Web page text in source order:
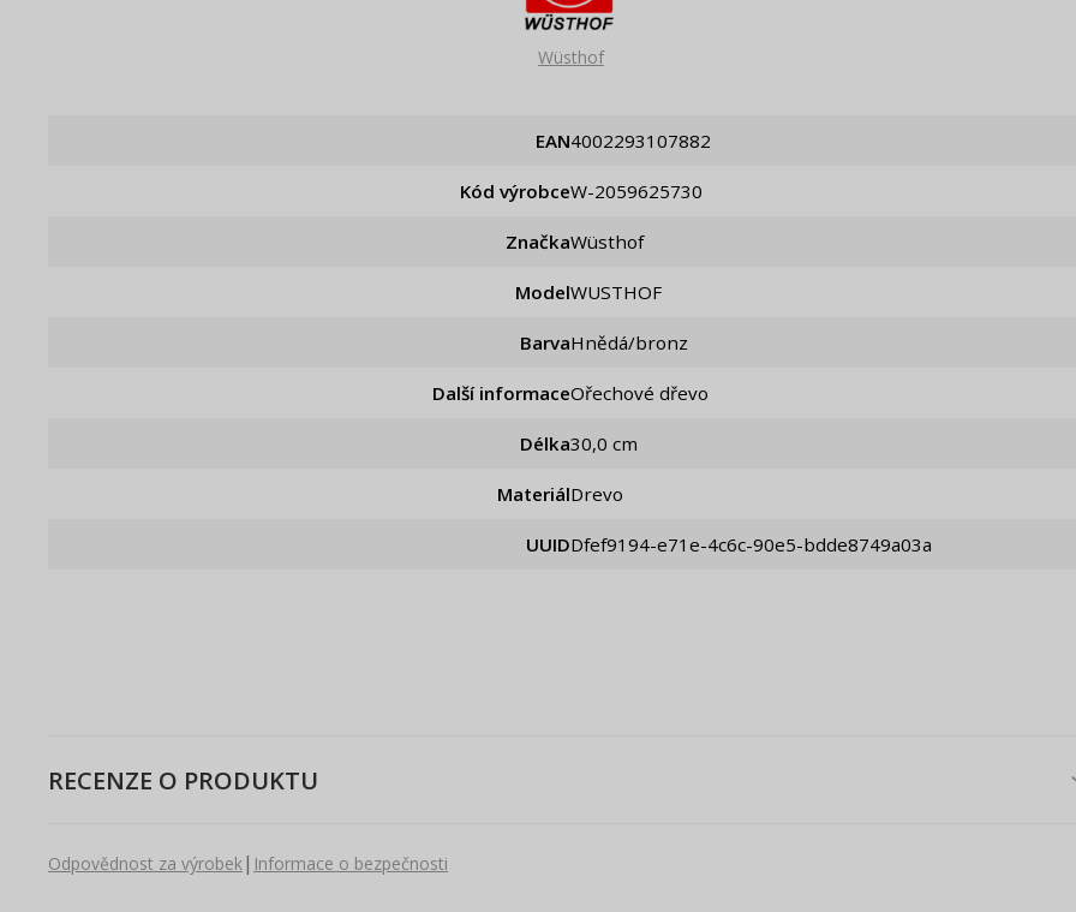
Wüsthof
EAN 4002293107882
Kód výrobce W-2059625730
Značka Wüsthof
Model WUSTHOF
Barva Hnědá/bronz
Další informace Ořechové dřevo
Délka 30,0 cm
Materiál Drevo
UUID dfef9194-e71e-4c6c-90e5-bdde8749a03a
RECENZE O PRODUKTU
Odpovědnost za výrobek| Informace o bezpečnosti